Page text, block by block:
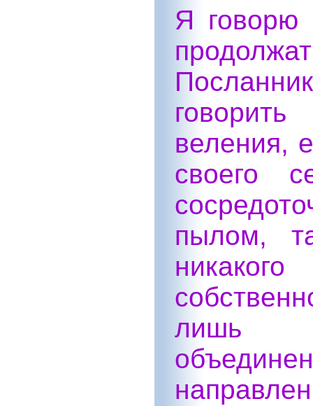
Я говорю
веления,
своего
пылом,
лишь